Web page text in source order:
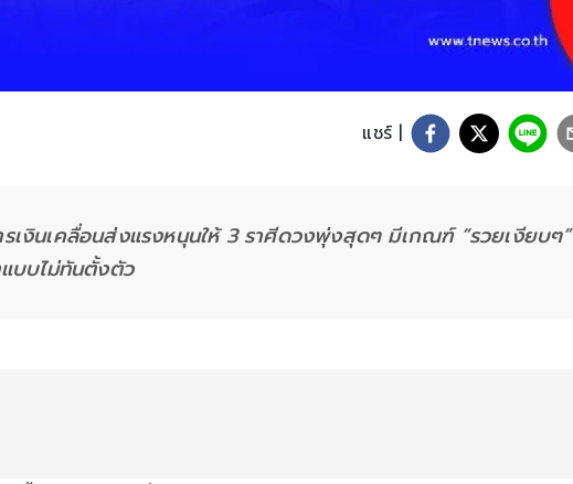
แชร์ |
รเงินเคลื่อนส่งแรงหนุนให้ 3 ราศีดวงพุ่งสุดๆ มีเกณฑ์ “รวยเงียบๆ”
แบบไม่ทันตั้งตัว